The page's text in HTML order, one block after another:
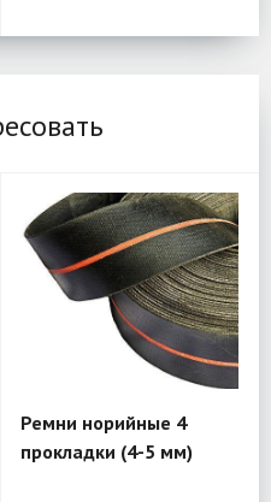
Ремни норийные 4
прокладки (4-5 мм)